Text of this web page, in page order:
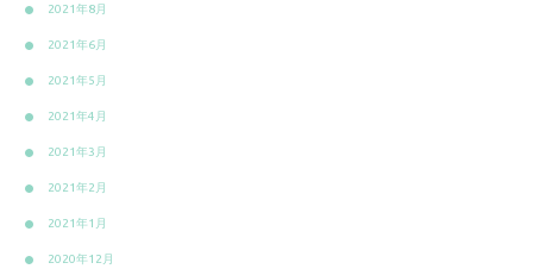
2021年8月
2021年6月
2021年5月
2021年4月
2021年3月
2021年2月
2021年1月
2020年12月